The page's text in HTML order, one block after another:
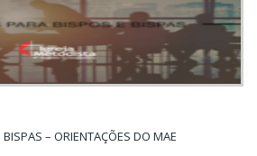
– ORIENTAÇÕES DO MAE